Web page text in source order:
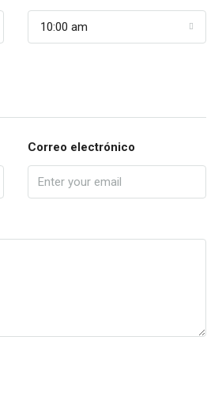
10:00 am
Correo electrónico